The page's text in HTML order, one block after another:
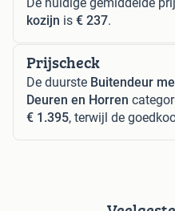
kozijn is € 237.
Prijscheck
De duurste Buitendeur
Deuren en Horren
€ 1.395, terwijl de